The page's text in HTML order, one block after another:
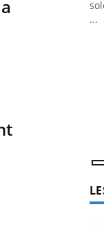
les soignants.
...